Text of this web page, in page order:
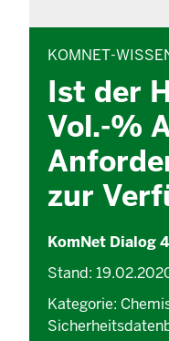
KOMNET-
Ist der
Vol.-%
zur
KomNet Dialog
Stand:
Kategorie: